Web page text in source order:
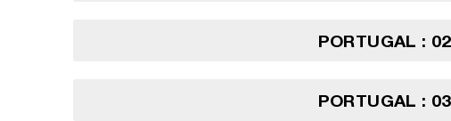
PORTUGAL :
PORTUGAL :